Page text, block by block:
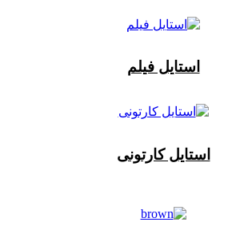
استایل فیلم
استایل کارتونی